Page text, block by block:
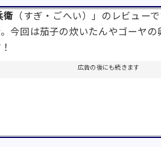
衛 （すぎ・ごへい）」のレビュー
今回は茄子の炊いたんやゴーヤ
広告の後にも続きます